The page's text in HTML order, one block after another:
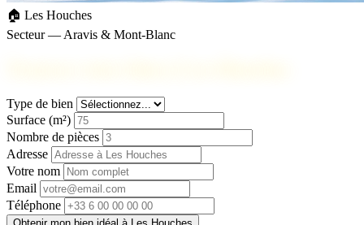
🏠 Les Houches
Secteur — Aravis & Mont-Blanc
Type de bien
Surface (m²)
Nombre de pièces
Adresse
Votre nom
Email
Téléphone